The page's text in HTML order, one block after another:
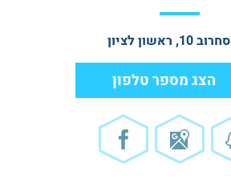
ראשון לציון
הצג מספר טלפון